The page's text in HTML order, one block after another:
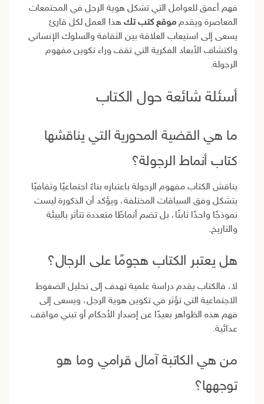
فهم أعمق للعوامل التي تشكل هوية الرجل في المجتمعات
المعاصرة ويقدم موقع كتب تك هذا العمل لكل قارئ
يسعى إلى استيعاب العلاقة بين الثقافة والسلوك الإنساني
واكتشاف الأبعاد الفكرية التي تقف وراء تكوين مفهوم
الرجولة.
أسئلة شائعة حول الكتاب
ما هي القضية المحورية التي يناقشها
كتاب أنماط الرجولة؟
يناقش الكتاب مفهوم الرجولة باعتباره بناءً اجتماعيًا وثقافيًا
يتشكل وفق السياقات المختلفة، ويؤكد أن الذكورة ليست
نموذجًا واحدًا ثابتًا، بل تضم أنماطًا متعددة تتأثر بالبيئة
والتاريخ.
هل يعتبر الكتاب هجومًا على الرجال؟
لا، فالكتاب يقدم دراسة علمية تهدف إلى تحليل الضغوط
الاجتماعية التي تؤثر في تكوين هوية الرجل، ويسعى إلى
فهم هذه الظواهر بعيدًا عن إصدار الأحكام أو تبني مواقف
عدائية.
من هي الكاتبة آمال قرامي وما هو
توجهها؟